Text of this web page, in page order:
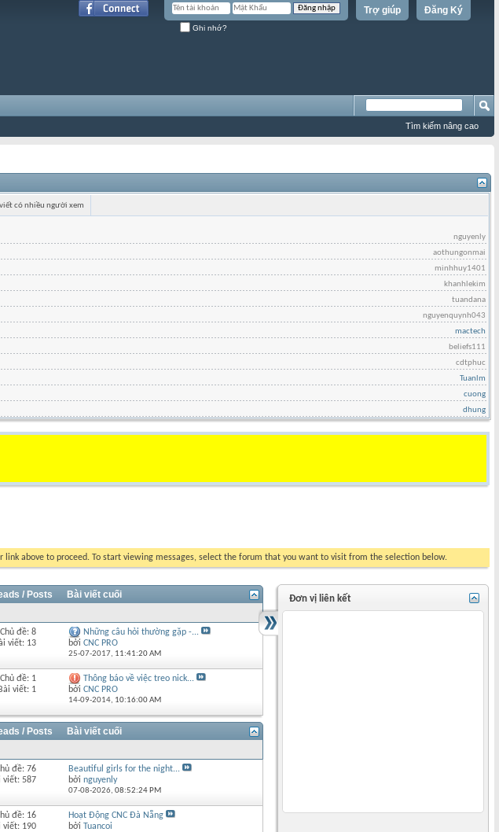
Đăng Ký
Trợ giúp
Ghi nhớ?
Tìm kiếm nâng cao
có nhiều người xem
nguyenly
aothungonmai
minhhuy1401
khanhlekim
tuandana
nguyenquynh043
mactech
beliefs111
cdtphuc
Tuanlm
cuong
dhung
link above to proceed. To start viewing messages, select the forum that you want to visit from the selection below.
/ Posts
Bài viết cuối
Chủ đề: 8
viết: 13
Những câu hỏi thường gặp -...
bởi CNC PRO
25-07-2017, 11:41:20 AM
Chủ đề: 1
Bài viết: 1
Thông báo về việc treo nick...
bởi CNC PRO
14-09-2014, 10:16:00 AM
/ Posts
Bài viết cuối
đề: 76
viết: 587
Beautiful girls for the night...
bởi nguyenly
07-08-2026, 08:52:24 PM
đề: 16
viết: 190
Hoạt Động CNC Đà Nẵng
bởi Tuancoi
Đơn vị liên kết